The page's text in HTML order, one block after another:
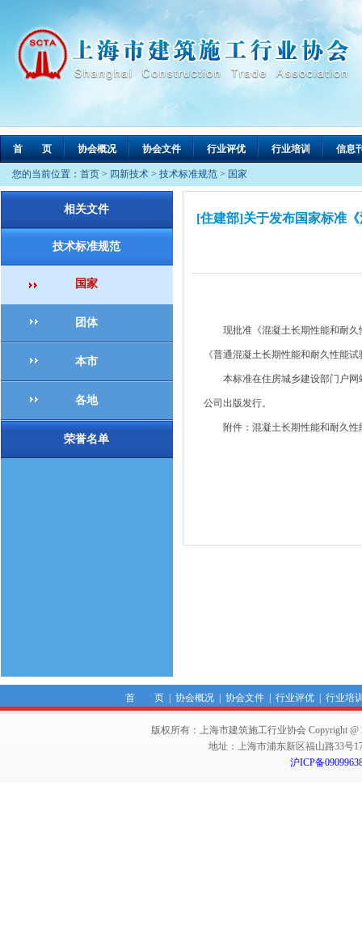
首 页 协会概况 协会文件 行业评优 行业培训 信息
您的当前位置： 首页 > 四新技术 > 技术标准规范 > 国家
相关文件
技术标准规范
国家
团体
本市
各地
荣誉名单
[住建部]关于发布国家标准
现批准《混凝土长期性能和耐久性
《普通混凝土长期性能和耐久性能
本标准在住房城乡建设部门户网站
公司出版发行。
附件：混凝土长期性能和耐久性
首 页| 协会概况| 协会文件| 行业评优| 行业培
版权所有：上海市建筑施工行业协会 Copyright @
地址：上海市浦东新区福山路33号
沪ICP备